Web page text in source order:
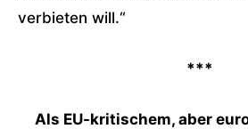
verbieten will.“
***
Als EU-kritischem, aber